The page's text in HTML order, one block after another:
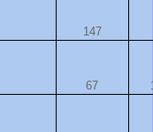
147
67